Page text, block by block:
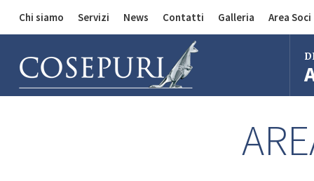
Chi siamo Servizi
Comunicazioni
News Contatti Galleria
Divisione Bus
Area Soci